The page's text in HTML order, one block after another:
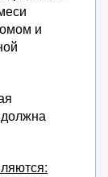
и
должна